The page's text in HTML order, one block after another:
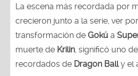
La escena más recordada por
crecieron junto a la serie, ver
transformación de Gokú a
muerte de Krilin , significó uno
recordados de Dragon Bally el